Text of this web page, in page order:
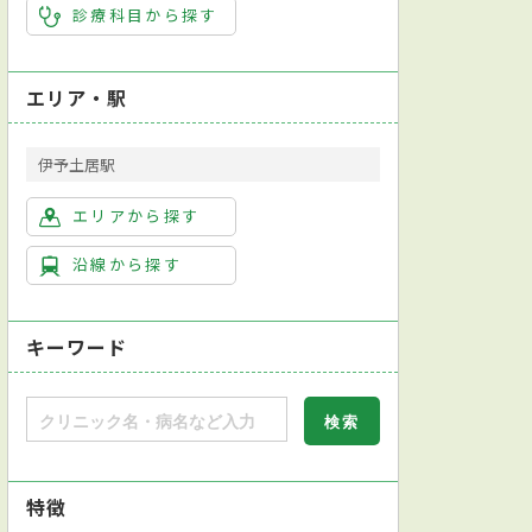
診療科目から探す
エリア・駅
伊予土居駅
エリアから探す
沿線から探す
キーワード
特徴